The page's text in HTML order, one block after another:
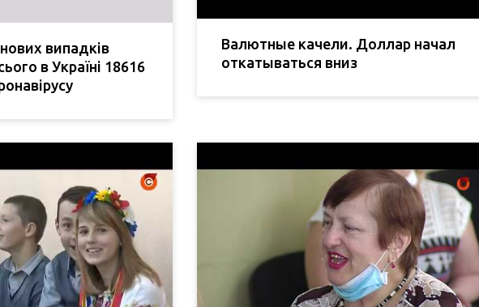
випадків
в Україні 18616
Валютные качели. Доллар начал
откатываться вниз